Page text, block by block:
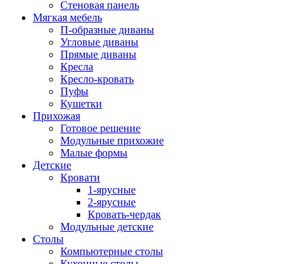
Стеновая панель
Мягкая мебель
П-образные диваны
Угловые диваны
Прямые диваны
Кресла
Кресло-кровать
Пуфы
Кушетки
Прихожая
Готовое решение
Модульные прихожие
Малые формы
Детские
Кровати
1-ярусные
2-ярусные
Кровать-чердак
Модульные детские
Столы
Компьютерные столы